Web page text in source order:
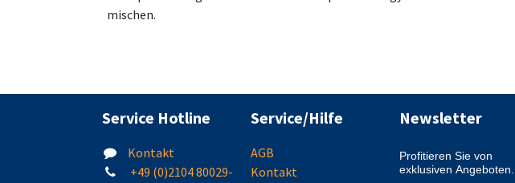
mischen.
Service Hotline
Kontakt
+49 (0)2104 80029-
Service/Hilfe
AGB
Kontakt
Newsletter
Profitieren Sie von
exklusiven Angeboten.